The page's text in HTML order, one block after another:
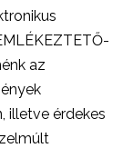
az
illetve érdekes